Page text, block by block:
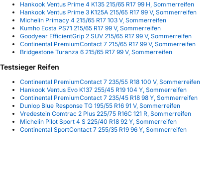
Hankook Ventus Prime 4 K135 215/65 R17 99 H, Sommerreifen
Hankook Ventus Prime 3 K125A 215/65 R17 99 V, Sommerreifen
Michelin Primacy 4 215/65 R17 103 V, Sommerreifen
Kumho Ecsta PS71 215/65 R17 99 V, Sommerreifen
Goodyear EfficientGrip 2 SUV 215/65 R17 99 V, Sommerreifen
Continental PremiumContact 7 215/65 R17 99 V, Sommerreifen
Bridgestone Turanza 6 215/65 R17 99 V, Sommerreifen
Testsieger Reifen
Continental PremiumContact 7 235/55 R18 100 V, Sommerreifen
Hankook Ventus Evo K137 255/45 R19 104 Y, Sommerreifen
Continental PremiumContact 7 235/45 R18 98 Y, Sommerreifen
Dunlop Blue Response TG 195/55 R16 91 V, Sommerreifen
Vredestein Comtrac 2 Plus 225/75 R16C 121 R, Sommerreifen
Michelin Pilot Sport 4 S 225/40 R18 92 Y, Sommerreifen
Continental SportContact 7 255/35 R19 96 Y, Sommerreifen